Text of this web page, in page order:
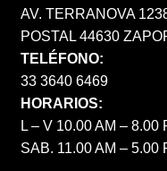
AV. TERRANOVA
POSTAL 44630
TELÉFONO:
33 3640 6469
HORARIOS:
L – V 10.00 AM – 8.00
SAB. 11.00 AM – 5.00